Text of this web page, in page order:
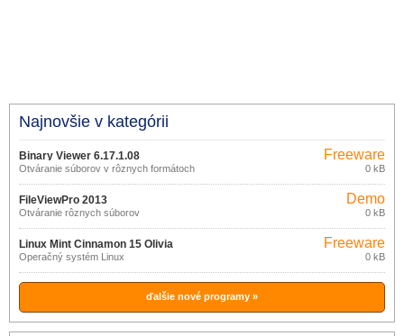
Najnovšie v kategórii
Binary Viewer 6.17.1.08
Otváranie súborov v rôznych formátoch
Freeware
0 kB
FileViewPro 2013
Otváranie rôznych súborov
Demo
0 kB
Linux Mint Cinnamon 15 Olivia
Operačný systém Linux
Freeware
0 kB
ďalšie nové programy »